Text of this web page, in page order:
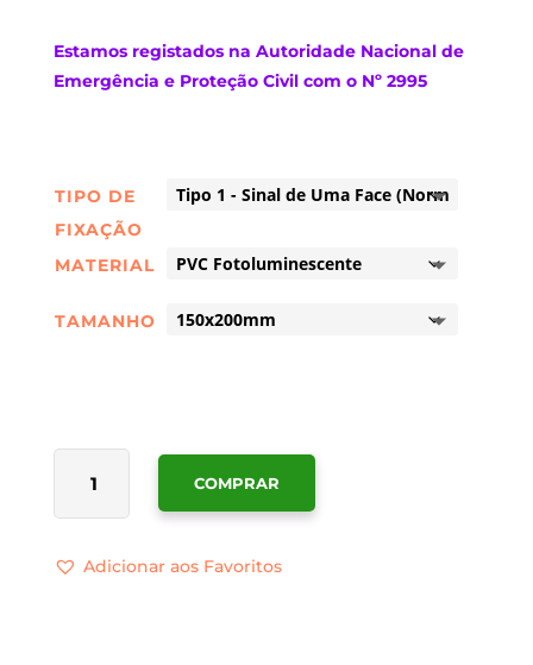
Estamosregistados na Autoridade Nacional de
Emergência e Proteção Civil com o Nº 2995
TIPO DE
FIXAÇÃO
MATERIAL
TAMANHO
QUANTIDADE
SINALÉTICA
MANUAL
COMPRAR
Adicionar aos Favoritos